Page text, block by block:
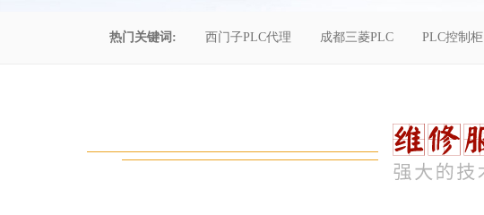
热门关键词: 西门子PLC代理 成都三菱PLC PLC控制柜